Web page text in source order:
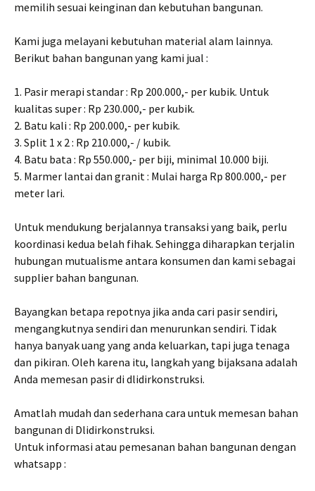
memilih sesuai keinginan dan kebutuhan bangunan.
Kami juga melayani kebutuhan material alam lainnya.
Berikut bahan bangunan yang kami jual :
1. Pasir merapi standar : Rp 200.000,- per kubik. Untuk
kualitas super : Rp 230.000,- per kubik.
2. Batu kali : Rp 200.000,- per kubik.
3. Split 1 x 2 : Rp 210.000,- / kubik.
4. Batu bata : Rp 550.000,- per biji, minimal 10.000 biji.
5. Marmer lantai dan granit : Mulai harga Rp 800.000,- per
meter lari.
Untuk mendukung berjalannya transaksi yang baik, perlu
koordinasi kedua belah fihak. Sehingga diharapkan terjalin
hubungan mutualisme antara konsumen dan kami sebagai
supplier bahan bangunan.
Bayangkan betapa repotnya jika anda cari pasir sendiri,
mengangkutnya sendiri dan menurunkan sendiri. Tidak
hanya banyak uang yang anda keluarkan, tapi juga tenaga
dan pikiran. Oleh karena itu, langkah yang bijaksana adalah
Anda memesan pasir di dlidirkonstruksi.
Amatlah mudah dan sederhana cara untuk memesan bahan
bangunan di Dlidirkonstruksi.
Untuk informasi atau pemesanan bahan bangunan dengan
whatsapp :